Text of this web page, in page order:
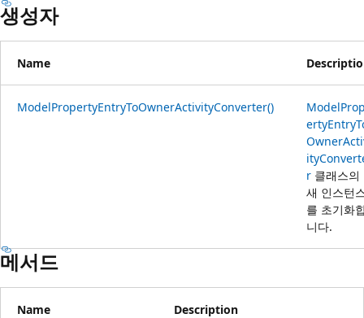
생성자
Name
ModelPropertyEntryToOwnerActivityConverter()
r 클래스의
새 인스턴
를 초기화
니다.
메서드
Name Description